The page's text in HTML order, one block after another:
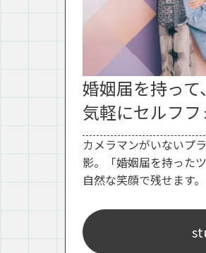
婚姻届を持って、
気軽にセルフフ
カメラマンがいないプ
影。「婚姻届を持った
自然な笑顔で残せます。